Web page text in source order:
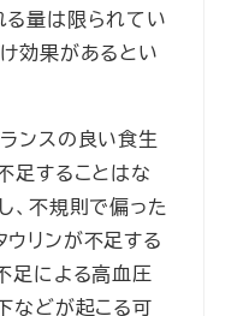
量は限られてい
効果があるとい
ンスの良い食生
足することはな
、不規則で偏った
リンが不足する
足による高血圧
などが起こる可